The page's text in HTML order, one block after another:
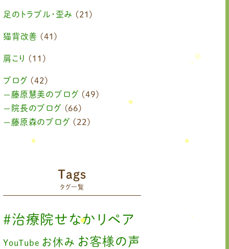
2024年10月 (1)
2024年8月 (1)
2024年6月(1)
2024年4月(1)
2024年3月(2)
2024年2月(1)
2024年1月
足のトラブル・歪み (21)
猫背改善 (41)
肩こり (11)
ブログ (42)
藤原慧美のブログ (49)
院長のブログ (66)
藤原森のブログ (22)
Tags
タグ一覧
#治療院せなかリペア
YouTube お休み お客様の声